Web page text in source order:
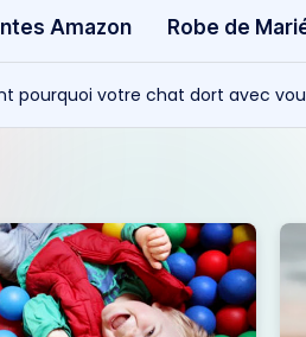
Amazon Robe de
pourquoi votre chat dort avec